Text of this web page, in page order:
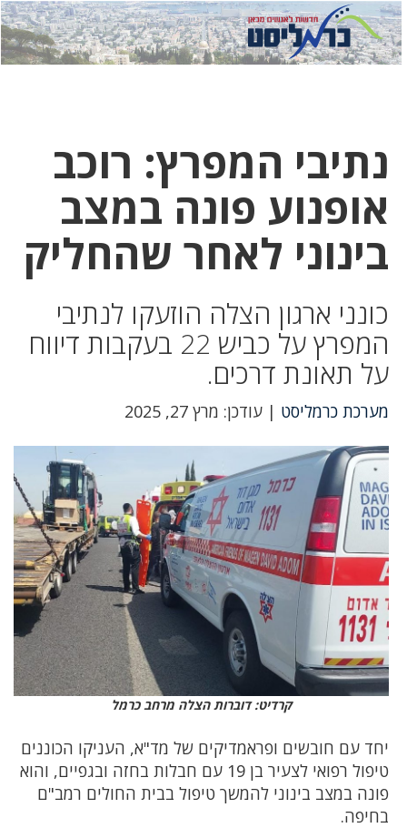
לחץ
כאן
לחץ
כדי
נתיבי המפרץ: רוכב
אופנוע פונה במצב
בינוני לאחר שהחליק
כונני ארגון הצלה הוזעקו לנתיבי
המפרץ על כביש 22 בעקבות דיווח
על תאונת דרכים.
מערכת כרמליסט | עודכן: מרץ 27, 2025
קרדיט: דוברות הצלה מרחב כרמל
יחד עם חובשים ופראמדיקים של מד"א, העניקו הכוננים
טיפול רפואי לצעיר בן 19 עם חבלות בחזה ובגפיים, והוא
פונה במצב בינוני להמשך טיפול בבית החולים רמב"ם
בחיפה.